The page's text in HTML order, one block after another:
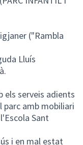
("Rambla
Lluís
els serveis adients
parc amb mobiliari
Sant
i en mal estat